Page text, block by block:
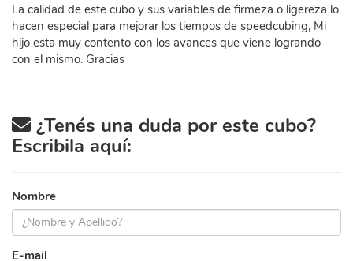
La calidad de este cubo y sus variables de firmeza o ligereza lo
hacen especial para mejorar los tiempos de speedcubing, Mi
hijo esta muy contento con los avances que viene logrando
con el mismo. Gracias
¿Tenés una duda por este cubo?
Escribila aquí:
Nombre
E-mail